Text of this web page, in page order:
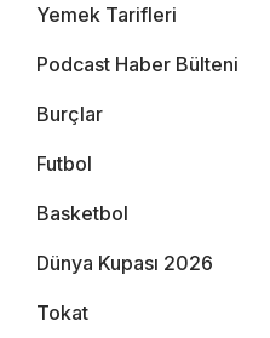
Yemek Tarifleri
Podcast Haber Bülteni
Burçlar
Futbol
Basketbol
Dünya Kupası 2026
Tokat